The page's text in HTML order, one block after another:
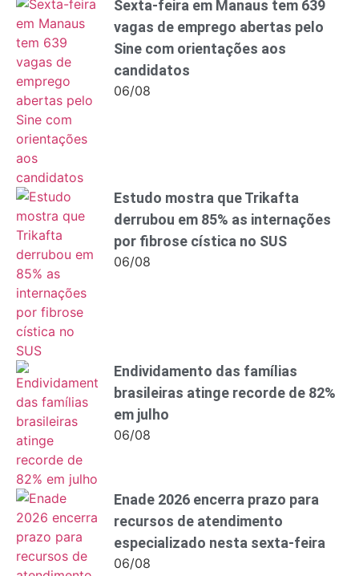
Sexta-feira em Manaus tem 639
vagas de emprego abertas pelo
Sine com orientações aos
candidatos
06/08
Estudo mostra que Trikafta
derrubou em 85% as internações
por fibrose cística no SUS
06/08
Endividamento das famílias
brasileiras atinge recorde de 82%
em julho
06/08
Enade 2026 encerra prazo para
recursos de atendimento
especializado nesta sexta-feira
06/08